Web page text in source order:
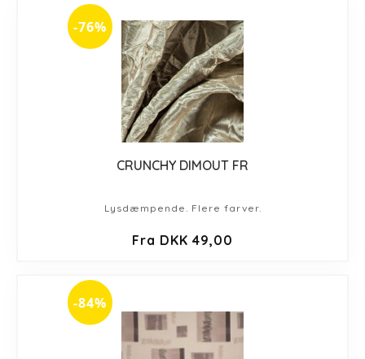
-76%
CRUNCHY DIMOUT FR
Lysdæmpende. Flere farver.
Fra DKK 49,00
-84%